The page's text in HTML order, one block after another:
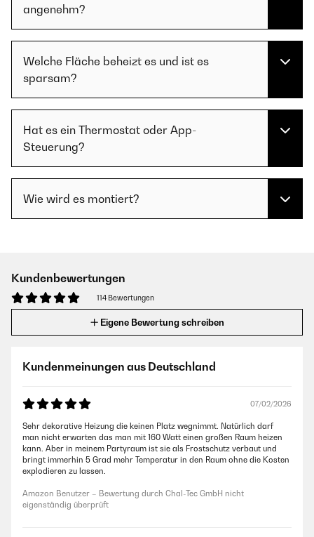
angenehm?
Welche Fläche beheizt es und ist es
sparsam?
Hat es ein Thermostat oder App-
Steuerung?
Wie wird es montiert?
Kundenbewertungen
114 Bewertungen
Eigene Bewertung schreiben
Kundenmeinungen aus Deutschland
07/02/2026
Sehr dekorative Heizung die keinen Platz wegnimmt. Natürlich darf
man nicht erwarten das man mit 160 Watt einen großen Raum heizen
kann. Aber in meinem Partyraum ist sie als Frostschutz verbaut und
bringt immerhin 5 Grad mehr Temperatur in den Raum ohne die Kosten
explodieren zu lassen.
Amazon Benutzer – Bewertung durch Chal-Tec GmbH nicht
eigenständig überprüft